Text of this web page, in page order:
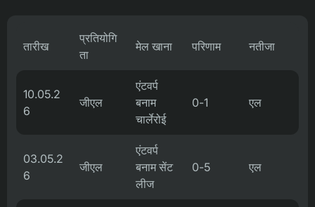
तारीख
प्रतियोगि
ता
मेल खाना परिणाम नतीजा
10.05.2
6
जीएल
एंटवर्प
बनाम
चार्लेरोई
0-1 एल
03.05.2
6
जीएल
एंटवर्प
बनाम सेंट
लीज
0-5 एल